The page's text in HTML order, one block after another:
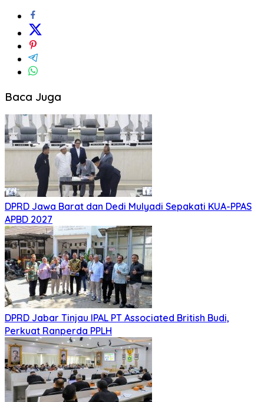
Baca Juga
DPRD Jawa Barat dan Dedi Mulyadi Sepakati KUA-PPAS
APBD 2027
DPRD Jabar Tinjau IPAL PT Associated British Budi,
Perkuat Ranperda PPLH